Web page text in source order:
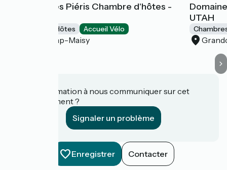
Domaine des Piéris Chambre d'hôtes -
Chambres d'Hôtes Accueil Vélo
Grandcamp-Maisy
UTAH
Une information à nous communiquer sur cet
établissement ?
Signaler un problème
Enregistrer Contacter